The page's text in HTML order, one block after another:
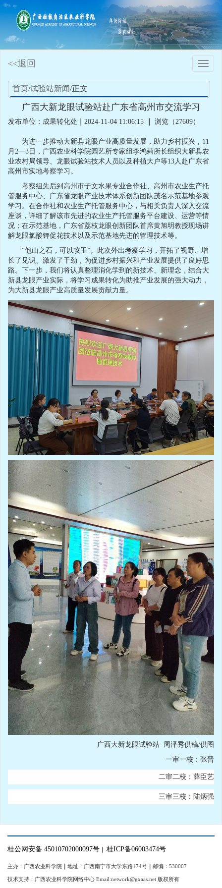
Toggle
<<返回
首页/试验站新闻/正文
广西大新龙眼试验站赴广东省高州市交流学习
发布单位：成果转化处 2024-11-04 11:06:15 浏览（27609）
为进一步推动大新县龙眼产业高质量发展，助力乡村振兴，11
月2—3日，广西农业科学院园艺所专家组李鸿莉所长组织大新县农
业农村局领导、龙眼试验站技术人员以及种植大户等13人赴广东省
高州市实地考察学习。
考察组先后到高州市子文水果专业合作社、高州市农业生产托
管服务中心、广东省龙眼产业技术体系创新团队茂名示范基地参观
学习。在合作社和农业生产托管服务中心，与相关负责人深入交流
座谈，详细了解该市先进的农业生产托管服务平台建设、运营等情
况；在示范基地，广东省荔枝龙眼创新团队首席黄旭明教授现场讲
解龙眼氯酸钾促花技术以及示范基地先进的管理技术等。
“他山之石，可以攻玉”。此次外出考察学习，开拓了视野、增
长了见识、激发了干劲，为促进乡村振兴和产业发展提供了良好思
路。下一步，我们将认真整理消化学到的新技术、新理念，结合大
新县龙眼产业实际，将学习成果转化为助推产业发展的强大动力，
为大新县龙眼产业高质量发展贡献力量。
广西大新龙眼试验站 周泽秀供稿/供图
一审一校：张晋
二审二校：薛臣艺
三审三校：陆炳强
桂公网安备 45010702000097号 ｜ 桂ICP备06003474号
主办：广西农业科学院 ｜ 地址：广西南宁市大学东路174号 ｜ 邮编：530007
技术支持：广西农业科学院网络中心 Email:network@gxaas.net 版权所有